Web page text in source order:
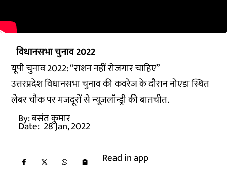
विधानसभा चुनाव 2022
यूपी चुनाव 2022: “राशन नहीं रोजगार चाहिए”
उत्तरप्रदेश विधानसभा चुनाव की कवरेज के दौरान नोएडा स्थित
लेबर चौक पर मजदूरों से न्यूज़लॉन्ड्री की बातचीत.
By:बसंत कुमार
Date: 28 Jan, 2022
Read in app